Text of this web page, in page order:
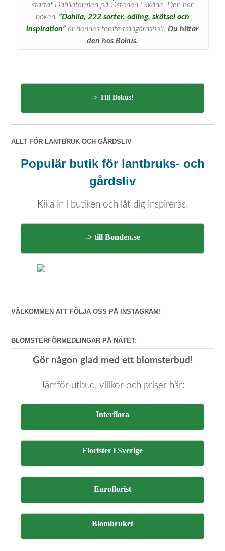
startat Dahliafarmen på Österlen i Skåne. Den här
boken, ”Dahlia, 222 sorter, odling, skötsel och
inspiration” är hennes femte trädgårdsbok. Du hittar
den hos Bokus.
-> Till Bokus!
ALLT FÖR LANTBRUK OCH GÅRDSLIV
Populär butik för lantbruks- och
gårdsliv
Kika in i butiken och låt dig inspireras!
-> till Bonden.se
VÄLKOMMEN ATT FÖLJA OSS PÅ INSTAGRAM!
BLOMSTERFÖRMEDLINGAR PÅ NÄTET:
Gör någon glad med ett blomsterbud!
Jämför utbud, villkor och priser här:
Interflora
Florister i Sverige
Euroflorist
Blombruket